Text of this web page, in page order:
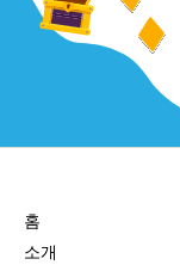
홈
소개